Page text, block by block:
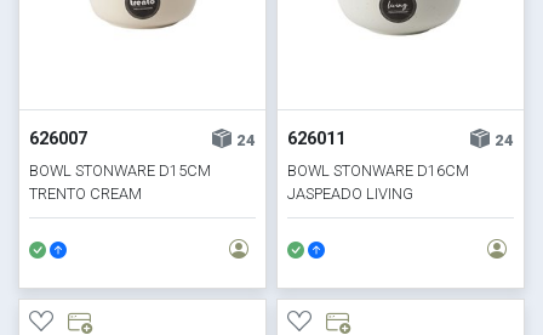
626007
24
BOWL STONWARE D15CM
TRENTO CREAM
626011
24
BOWL STONWARE D16CM
JASPEADO LIVING